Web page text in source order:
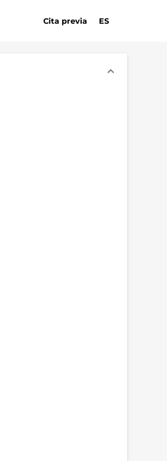
Cita previa ES